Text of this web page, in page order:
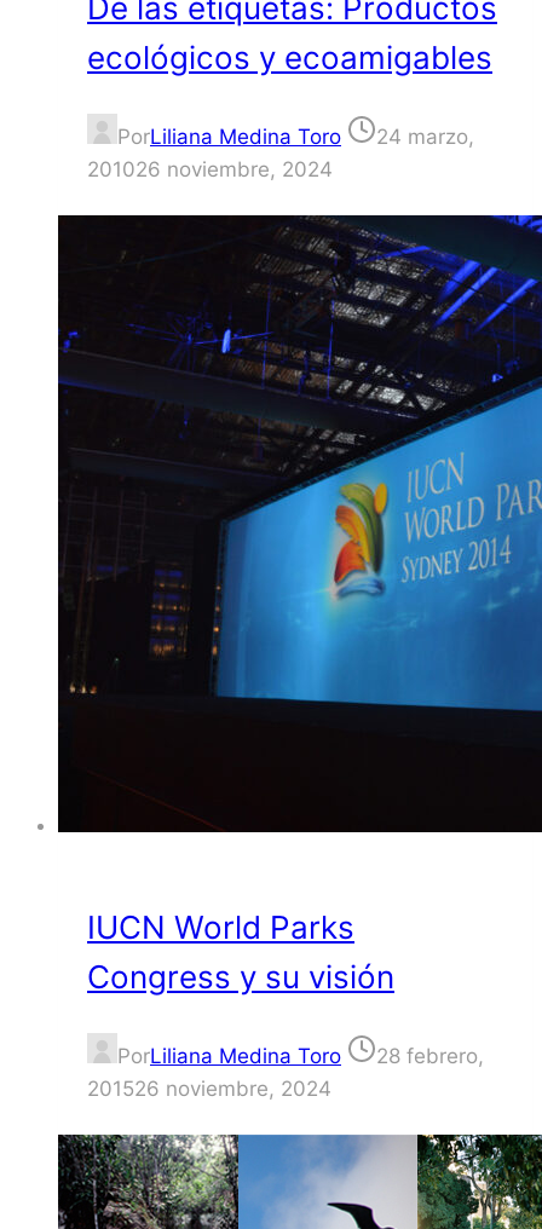
ecológicos y ecoamigables
PorLiliana Medina Toro
24 marzo,
201026 noviembre, 2024
IUCN World Parks
Congress y su visión
PorLiliana Medina Toro
28 febrero,
201526 noviembre, 2024